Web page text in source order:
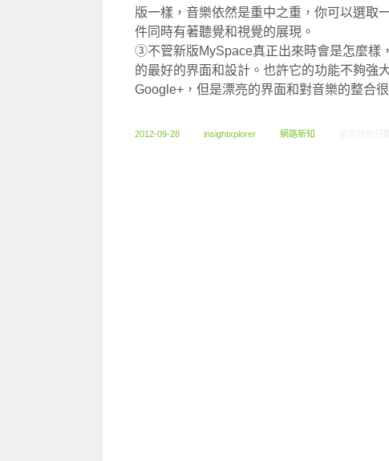
版一樣，音樂依然是重中之重，你可以選取
件同時有著聽覺和視覺的展現。
③不管新版MySpace真正出來時會是怎麼樣
的最好的界面和設計。也許它的功能不夠強
Google+，但是漂亮的界面和對音樂的整合
2012-09-28 insightxplorer 網路新知